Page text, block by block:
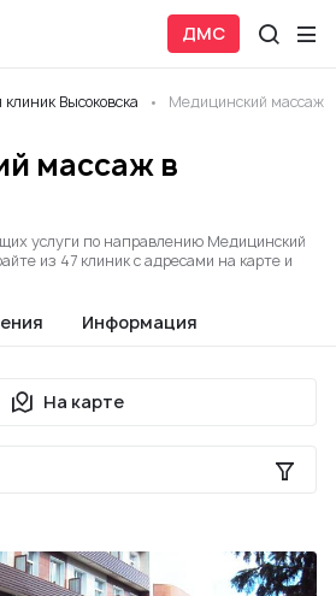
ДМС
Высоковска Медицинский массаж
массаж в
услуги по направлению Медицинский
из 47 клиник с адресами на карте и
Информация
На карте